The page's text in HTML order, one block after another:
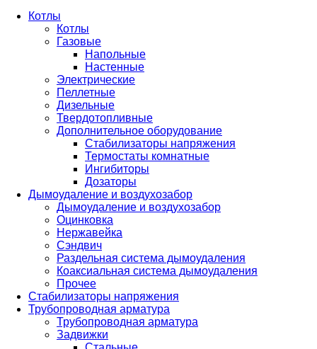
Котлы
Котлы
Газовые
Напольные
Настенные
Электрические
Пеллетные
Дизельные
Твердотопливные
Дополнительное оборудование
Стабилизаторы напряжения
Термостаты комнатные
Ингибиторы
Дозаторы
Дымоудаление и воздухозабор
Дымоудаление и воздухозабор
Оцинковка
Нержавейка
Сэндвич
Раздельная система дымоудаления
Коаксиальная система дымоудаления
Прочее
Стабилизаторы напряжения
Трубопроводная арматура
Трубопроводная арматура
Задвижки